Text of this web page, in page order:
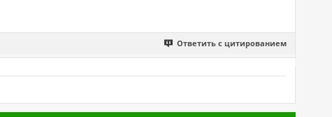
Ответить с цитированием